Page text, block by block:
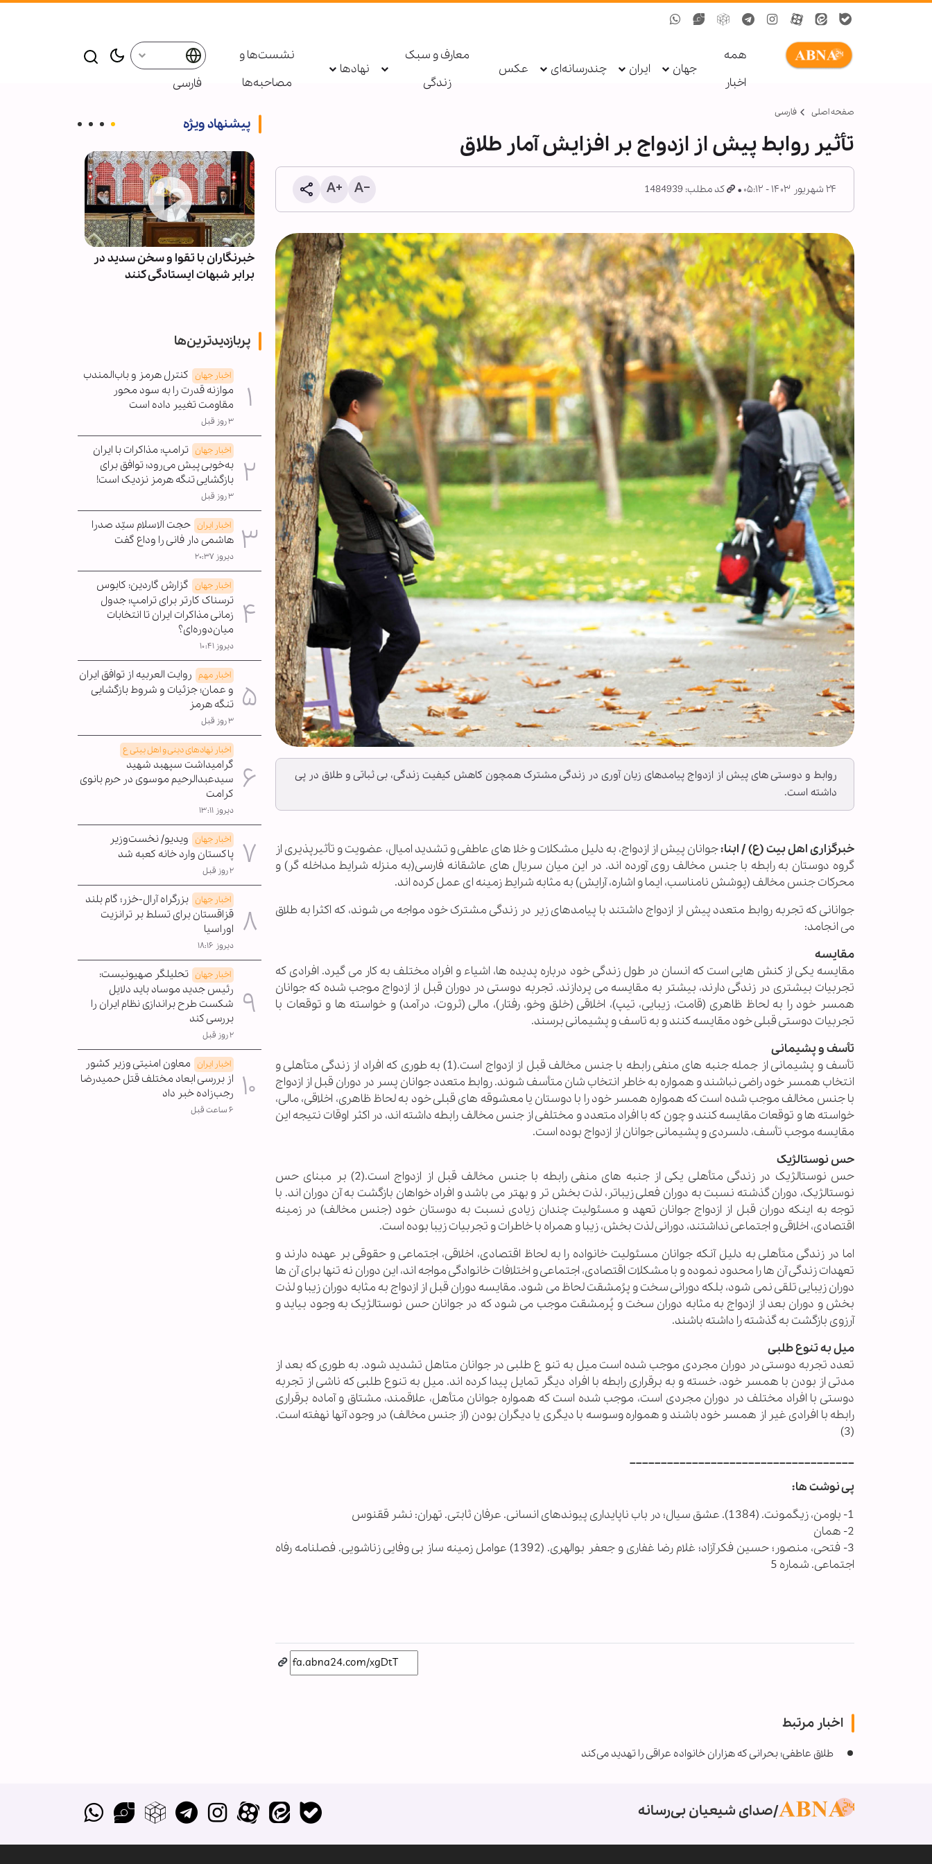
همه
اخبار
جهان ایران چندرسانه‌ای عکس
معارف و سبک
زندگی
نهادها
نشست‌ها و
مصاحبه‌ها
فارسی
صفحه اصلی فارسی
تأثیر روابط پیش از ازدواج بر افزایش آمار طلاق
۲۴ شهریور ۱۴۰۳ - ۰۵:۱۲ کد مطلب: 1484939
روابط و دوستی های پیش از ازدواج پیامدهای زیان آوری در زندگی مشترک همچون کاهش کیفیت زندگی، بی ثباتی و طلاق در پی
داشته است.
خبرگزاری اهل بیت (ع) / ابنا:جوانان پیش از ازدواج، به دلیل مشکلات و خلا های عاطفی و تشدید امیال، عضویت و تأثیرپذیری از
گروه دوستان به رابطه با جنس مخالف روی آورده اند. در این میان سریال های عاشقانه فارسی(به منزله شرایط مداخله گر) و
محرکات جنس مخالف (پوشش نامناسب، ایما و اشاره، آرایش) به مثابه شرایط زمینه ای عمل کرده اند.
جوانانی که تجربه روابط متعدد پیش از ازدواج داشتند با پیامدهای زیر در زندگی مشترک خود مواجه می شوند، که اکثرا به طلاق
می انجامد:
مقایسه
مقایسه یکی از کنش هایی است که انسان در طول زندگی خود درباره پدیده ها، اشیاء و افراد مختلف به کار می گیرد. افرادی که
تجربیات بیشتری در زندگی دارند، بیشتر به مقایسه می پردازند. تجربه دوستی در دوران قبل از ازدواج موجب شده که جوانان
همسر خود را به لحاظ ظاهری (قامت، زیبایی، تیپ)، اخلاقی (خلق وخو، رفتار)، مالی (ثروت، درآمد) و خواسته ها و توقعات با
تجربیات دوستی قبلی خود مقایسه کنند و به تاسف و پشیمانی برسند.
تأسف و پشیمانی
تأسف و پشیمانی از جمله جنبه های منفی رابطه با جنس مخالف قبل از ازدواج است.(1) به طوری که افراد از زندگی متأهلی و
انتخاب همسر خود راضی نباشند و همواره به خاطر انتخاب شان متأسف شوند. روابط متعدد جوانان پسر در دوران قبل از ازدواج
با جنس مخالف موجب شده است که همواره همسر خود را با دوستان یا معشوقه های قبلی خود به لحاظ ظاهری، اخلاقی، مالی،
خواسته ها و توقعات مقایسه کنند و چون که با افراد متعدد و مختلفی از جنس مخالف رابطه داشته اند، در اکثر اوقات نتیجه این
مقایسه موجب تأسف، دلسردی و پشیمانی جوانان از ازدواج بوده است.
حس نوستالژیک
حس نوستالژیک در زندگی متأهلی یکی از جنبه های منفی رابطه با جنس مخالف قبل از ازدواج است.(2) بر مبنای حس
نوستالژیک، دوران گذشته نسبت به دوران فعلی زیباتر، لذت بخش تر و بهتر می باشد و افراد خواهان بازگشت به آن دوران اند. با
توجه به اینکه دوران قبل از ازدواج جوانان تعهد و مسئولیت چندان زیادی نسبت به دوستان خود (جنس مخالف) در زمینه
اقتصادی، اخلاقی و اجتماعی نداشتند، دورانی لذت بخش، زیبا و همراه با خاطرات و تجربیات زیبا بوده است.
اما در زندگی متأهلی به دلیل آنکه جوانان مسئولیت خانواده را به لحاظ اقتصادی، اخلاقی، اجتماعی و حقوقی بر عهده دارند و
تعهدات زندگی آن ها را محدود نموده و با مشکلات اقتصادی، اجتماعی و اختلافات خانوادگی مواجه اند، این دوران نه تنها برای آن ها
دوران زیبایی تلقی نمی شود، بلکه دورانی سخت و پرُمشقت لحاظ می شود. مقایسه دوران قبل از ازدواج به مثابه دوران زیبا و لذت
بخش و دوران بعد از ازدواج به مثابه دوران سخت و پُرمشقت موجب می شود که در جوانان حس نوستالژیک به وجود بیاید و
آرزوی بازگشت به گذشته را داشته باشند.
میل به تنوع طلبی
تعدد تجربه دوستی در دوران مجردی موجب شده است میل به تنو ع طلبی در جوانان متاهل تشدید شود. به طوری که بعد از
مدتی از بودن با همسر خود، خسته و به برقراری رابطه با افراد دیگر تمایل پیدا کرده اند. میل به تنوع طلبی که ناشی از تجربه
دوستی با افراد مختلف در دوران مجردی است، موجب شده است که همواره جوانان متأهل، علاقمند، مشتاق و آماده برقراری
رابطه با افرادی غیر از همسر خود باشند و همواره وسوسه با دیگری یا دیگران بودن (از جنس مخالف) در وجود آنها نهفته است.
(3)
____________________________________
پی نوشت ها:
1- باومن، زیگمونت. (1384). عشق سیال؛ در باب ناپایداری پیوندهای انسانی. عرفان ثابتی. تهران: نشر ققنوس
2- همان
3- فتحی، منصور؛ حسین فکرآزاد؛ غلام رضا غفاری و جعفر بوالهری. (1392) عوامل زمینه ساز بی وفایی زناشویی. فصلنامه رفاه
اجتماعی. شماره 5
اخبار مرتبط
طلاق عاطفی؛ بحرانی که هزاران خانواده عراقی را تهدید می‌کند
پیشنهاد ویژه
روزی که رفت
خبرنگاران با تقوا و سخن سدید در
برابر شبهات ایستادگی کنند
پربازدیدترین‌ها
اخبار جهان کنترل هرمز و باب‌المندب
موازنه قدرت را به سود محور
مقاومت تغییر داده است
۳ روز قبل
اخبار جهان ترامپ: مذاکرات با ایران
به‌خوبی پیش می‌رود؛ توافق برای
بازگشایی تنگه هرمز نزدیک است!
۳ روز قبل
اخبار ایران حجت الاسلام سیّد صدرا
هاشمی دار فانی را وداع گفت
دیروز ۲۰:۳۷
اخبار جهان گزارش گاردین: کابوس
ترسناک کارتر برای ترامپ؛ جدول
زمانی مذاکرات ایران تا انتخابات
میان‌دوره‌ای؟
دیروز ۱۰:۴۱
اخبار مهم روایت العربیه از توافق ایران
و عمان؛ جزئیات و شروط بازگشایی
تنگه هرمز
۳ روز قبل
اخبار نهادهای دینی و اهل بیتی ع
گرامیداشت سپهبد شهید
سیدعبدالرحیم موسوی در حرم بانوی
کرامت
دیروز ۱۳:۱۱
اخبار جهان ویدیو/ نخست‌وزیر
پاکستان وارد خانه کعبه شد
۲ روز قبل
اخبار جهان بزرگراه آرال-خزر؛ گام بلند
قزاقستان برای تسلط بر ترانزیت
اوراسیا
دیروز ۱۸:۱۶
اخبار جهان تحلیلگر صهیونیست:
رئیس جدید موساد باید دلایل
شکست طرح براندازی نظام ایران را
بررسی کند
۲ روز قبل
اخبار ایران معاون امنیتی وزیر کشور
از بررسی ابعاد مختلف قتل حمیدرضا
رجب‌زاده خبر داد
۶ ساعت قبل
صدای شیعیان بی‌رسانه